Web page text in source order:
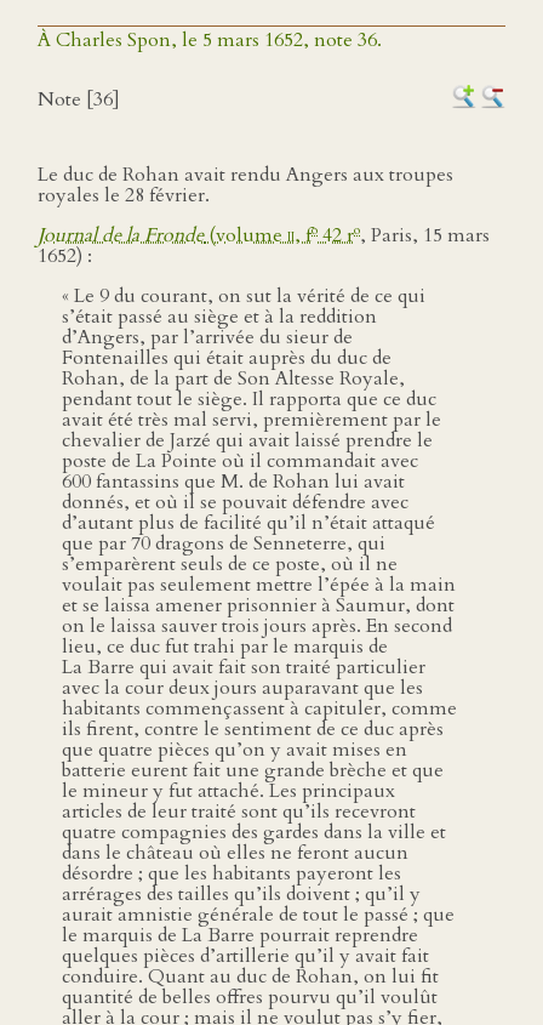
À Charles Spon, le 5 mars 1652, note 36.
Note [36]
Le duc de Rohan avait rendu Angers aux troupes
royales le 28 février.
Journal de la Fronde(volumeii, fo42 ro, Paris, 15 mars
1652) :
« Le 9 du courant, on sut la vérité de ce qui
s’était passé au siège et à la reddition
d’Angers, par l’arrivée du sieur de
Fontenailles qui était auprès du duc de
Rohan, de la part de Son Altesse Royale,
pendant tout le siège. Il rapporta que ce duc
avait été très mal servi, premièrement par le
chevalier de Jarzé qui avait laissé prendre le
poste de La Pointe où il commandait avec
600 fantassins que M. de Rohan lui avait
donnés, et où il se pouvait défendre avec
d’autant plus de facilité qu’il n’était attaqué
que par 70 dragons de Senneterre, qui
s’emparèrent seuls de ce poste, où il ne
voulait pas seulement mettre l’épée à la main
et se laissa amener prisonnier à Saumur, dont
on le laissa sauver trois jours après. En second
lieu, ce duc fut trahi par le marquis de
La Barre qui avait fait son traité particulier
avec la cour deux jours auparavant que les
habitants commençassent à capituler, comme
ils firent, contre le sentiment de ce duc après
que quatre pièces qu’on y avait mises en
batterie eurent fait une grande brèche et que
le mineur y fut attaché. Les principaux
articles de leur traité sont qu’ils recevront
quatre compagnies des gardes dans la ville et
dans le château où elles ne feront aucun
désordre ; que les habitants payeront les
arrérages des tailles qu’ils doivent ; qu’il y
aurait amnistie générale de tout le passé ; que
le marquis de La Barre pourrait reprendre
quelques pièces d’artillerie qu’il y avait fait
conduire. Quant au duc de Rohan, on lui fit
quantité de belles offres pourvu qu’il voulût
aller à la cour ; mais il ne voulut pas s’y fier,